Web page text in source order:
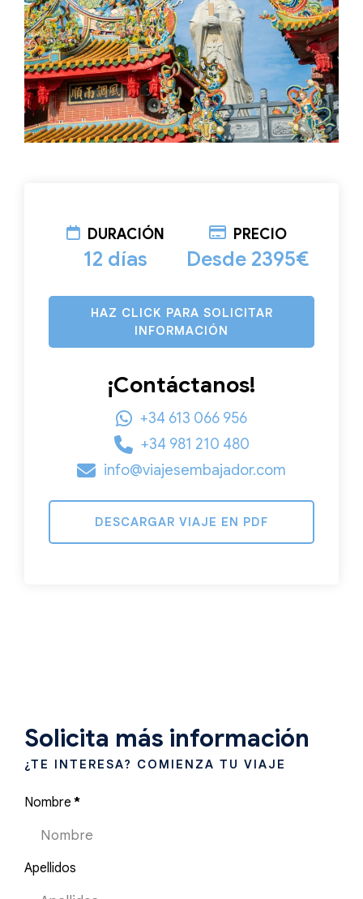
DURACIÓN
12 días
PRECIO
Desde 2395€
HAZ CLICK PARA SOLICITAR
INFORMACIÓN
¡Contáctanos!
+34 613 066 956
+34 981 210 480
info@viajesembajador.com
DESCARGAR VIAJE EN PDF
Solicita más información
¿TE INTERESA? COMIENZA TU VIAJE
Nombre *
Apellidos